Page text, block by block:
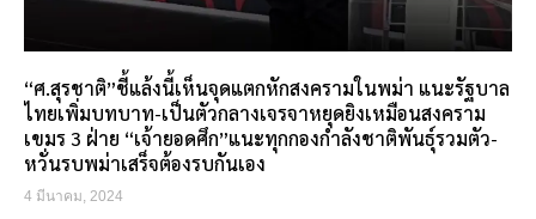
“ศ.สุรชาติ”ชี้แล้งนี้เห็นจุดแตกหักสงครามในพม่า แนะรัฐบาล
ไทยเพิ่มบทบาท-เป็นตัวกลางเจรจาหยุดยิงเหมือนสงคราม
เขมร 3 ฝ่าย “เจ้ายอดศึก”แนะทุกกองกำลังชาติพันธุ์รวมตัว-
หวั่นรบพม่าเสร็จต้องรบกันเอง
4 มีนาคม, 2024